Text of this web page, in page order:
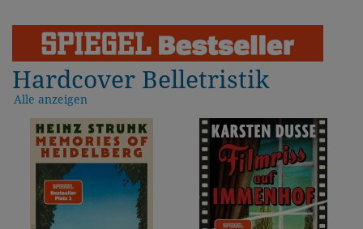
Hardcover Belletristik
Alle anzeigen